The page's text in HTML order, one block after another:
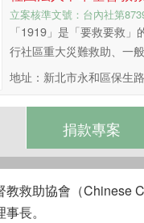
立案核準文號：台內社第
「1919」是「要救要救
行社區重大災難救助、一
地址：新北市永和區保生
捐款專案
教救助協會（Chinese
長。